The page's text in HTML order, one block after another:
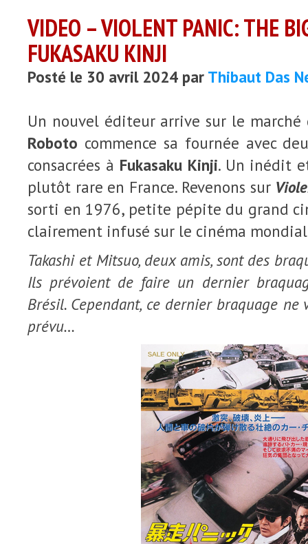
VIDEO – VIOLENT PANIC: THE
FUKASAKU KINJI
Posté le 30 avril 2024 par Thibaut Das
Un nouvel éditeur arrive sur le
Roboto commence sa fournée avec
consacrées à Fukasaku Kinji. Un inédit
plutôt rare en France. Revenons sur
sorti en 1976, petite pépite du grand
clairement infusé sur le cinéma
Takashi et Mitsuo, deux amis, sont des
Ils prévoient de faire un dernier
Brésil. Cependant, ce dernier braquage ne
prévu…